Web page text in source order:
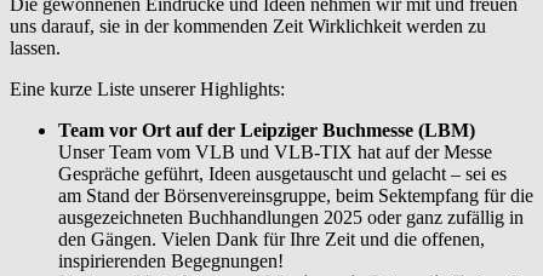
uns darauf, sie in der kommenden Zeit Wirklichkeit werden zu
lassen.
Eine kurze Liste unserer Highlights:
Team vor Ort auf der Leipziger Buchmesse (LBM)
Unser Team vom VLB und VLB-TIX hat auf der Messe
Gespräche geführt, Ideen ausgetauscht und gelacht – sei es
am Stand der Börsenvereinsgruppe, beim Sektempfang für die
ausgezeichneten Buchhandlungen 2025 oder ganz zufällig in
den Gängen. Vielen Dank für Ihre Zeit und die offenen,
inspirierenden Begegnungen!